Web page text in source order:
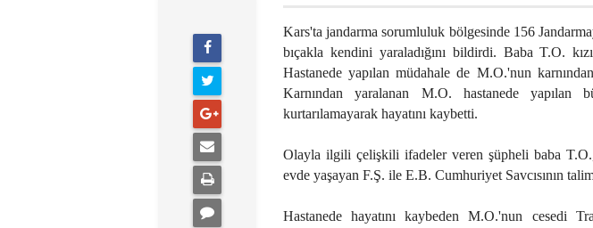
Kars'ta jandarma sorumluluk bölgesinde 156
bıçakla kendini yaraladığını bildirdi. Baba T.O.
Hastanede yapılan müdahale de M.O.'nun
Karnından yaralanan M.O. hastanede yapılan
kurtarılamayarak hayatını kaybetti.
Olayla ilgili çelişkili ifadeler veren şüpheli baba
evde yaşayan F.Ş. ile E.B. Cumhuriyet Savcısının
Hastanede hayatını kaybeden M.O.'nun cesedi